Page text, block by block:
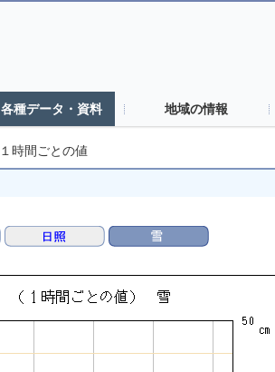
各種データ・資料 地域の情報
１時間ごとの値